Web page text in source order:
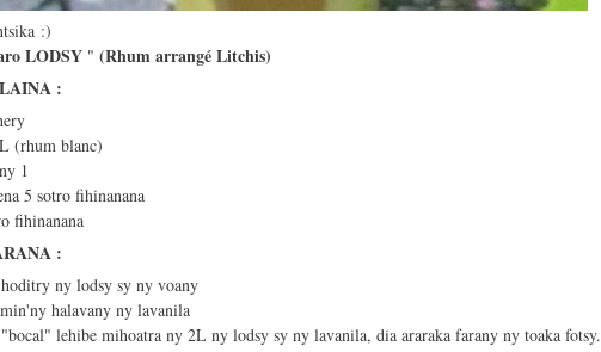
:)
LODSY " (Rhum arrangé Litchis)
:
(rhum blanc)
1
5 sotro fihinanana
fihinanana
:
ny lodsy sy ny voany
halavany ny lavanila
lehibe mihoatra ny 2L ny lodsy sy ny lavanila, dia araraka farany ny toaka fotsy.